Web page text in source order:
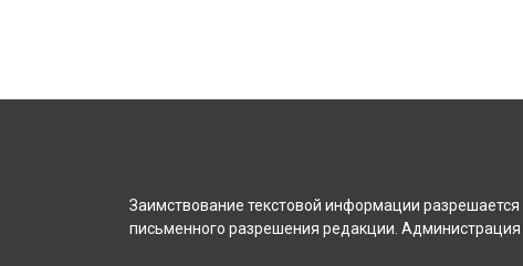
Заимствование текстовой информации
письменного разрешения редакции.